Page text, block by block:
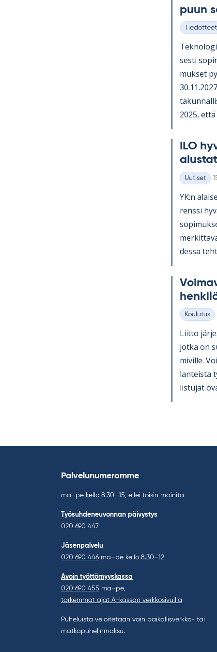
puun
Kategoriat
Tiedotteet
sesti
muk­set
2025,
ILO
Kategoriat
Uutiset
YK:n
renssi
dessa
Kategoriat
Koulutus
Liitto
jotka on
mi­ville.
lan­teista
lis­tu­jat
Palvelunumeromme
ma–pe kello 8.30–15, ellei toisin mainita
Työsuhdeneuvonnan päivystys
020 690 447
Jäsenpalvelu
020 690 446 ma–pe kello 8.30–12
Avoin työttömyyskassa
020 690 455 ma–pe,
tarkemmat ajat A-kassan verkkosivuilla
Puheluista veloitetaan vain paikallisverkko- tai
matkapuhelinmaksu.